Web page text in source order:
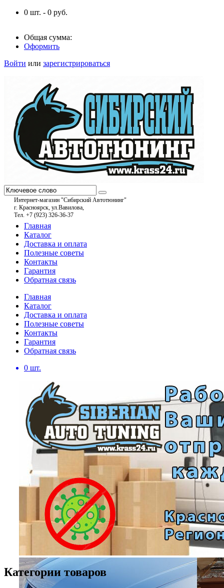
0 шт. - 0 руб.
Общая сумма:
Оформить
Войти или зарегистрироваться
Интернет-магазин "Сибирский Автотюнинг"
г. Красноярск, ул.Вавилова,
Тел. +7 (923) 326-36-37
Главная
Каталог
Доставка и оплата
Полезные советы
Контакты
Гарантия
Обратная связь
Главная
Каталог
Доставка и оплата
Полезные советы
Контакты
Гарантия
Обратная связь
0 шт.
Категории товаров